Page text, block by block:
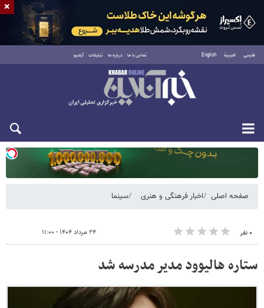
فارسی العربية English تماس با ما درباره ما تبلیغات آرشیو
یکشنبه ۱۸ مرداد ۱۴۰۵
صفحه اصلی اخبار فرهنگی و هنری سینما
۰ نفر ۲۴ مرداد ۱۴۰۴ - ۱۱:۰۰
ستاره هالیوود مدیر مدرسه شد
×